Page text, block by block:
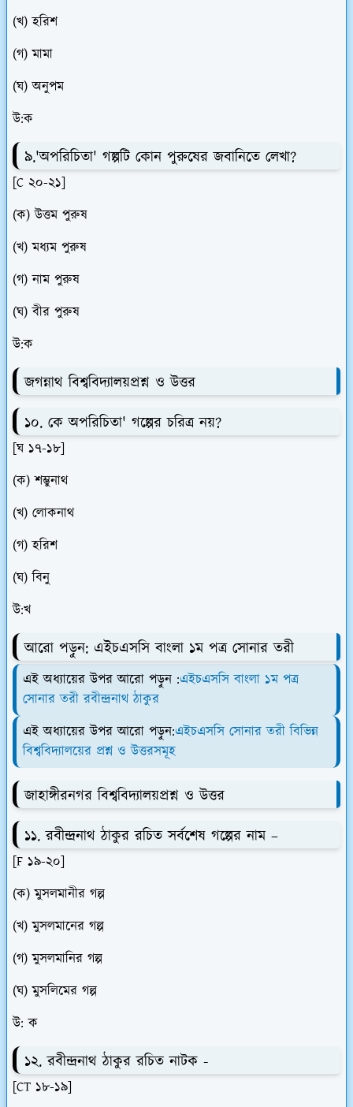
(খ) হরিশ
(গ) মামা
(ঘ) অনুপম
উ:ক
৯.'অপরিচিতা' গল্পটি কোন পুরুষের জবানিতে লেখা?
[C ২০-২১]
(ক) উত্তম পুরুষ
(খ) মধ্যম পুরুষ
(গ) নাম পুরুষ
(ঘ) বীর পুরুষ
উ:ক
জগন্নাথ বিশ্ববিদ্যালয়প্রশ্ন ও উত্তর
১০. কে অপরিচিতা' গল্পের চরিত্র নয়?
[ঘ ১৭-১৮]
(ক) শম্ভুনাথ
(খ) লোকনাথ
(গ) হরিশ
(ঘ) বিনু
উ:খ
আরো পড়ুন: এইচএসসি বাংলা ১ম পত্র সোনার তরী
এই অধ্যায়ের উপর আরো পড়ুন :এইচএসসি বাংলা ১ম পত্র
সোনার তরী রবীন্দ্রনাথ ঠাকুর
এই অধ্যায়ের উপর আরো পড়ুন:এইচএসসি সোনার তরী বিভিন্ন
বিশ্ববিদ্যালয়ের প্রশ্ন ও উত্তরসমূহ
জাহাঙ্গীরনগর বিশ্ববিদ্যালয়প্রশ্ন ও উত্তর
১১. রবীন্দ্রনাথ ঠাকুর রচিত সর্বশেষ গল্পের নাম –
[F ১৯-২০]
(ক) মুসলমানীর গল্প
(খ) মুসলমানের গল্প
(গ) মুসলমানির গল্প
(ঘ) মুসলিমের গল্প
উ: ক
১২. রবীন্দ্রনাথ ঠাকুর রচিত নাটক -
[CT ১৮-১৯]